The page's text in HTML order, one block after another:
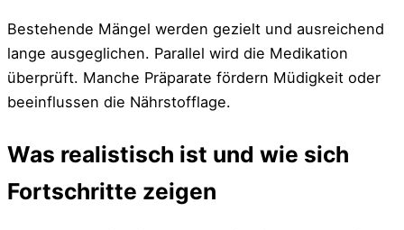
Bestehende Mängel werden gezielt und ausreichend
lange ausgeglichen. Parallel wird die Medikation
überprüft. Manche Präparate fördern Müdigkeit oder
beeinflussen die Nährstofflage.
Was realistisch ist und wie sich
Fortschritte zeigen